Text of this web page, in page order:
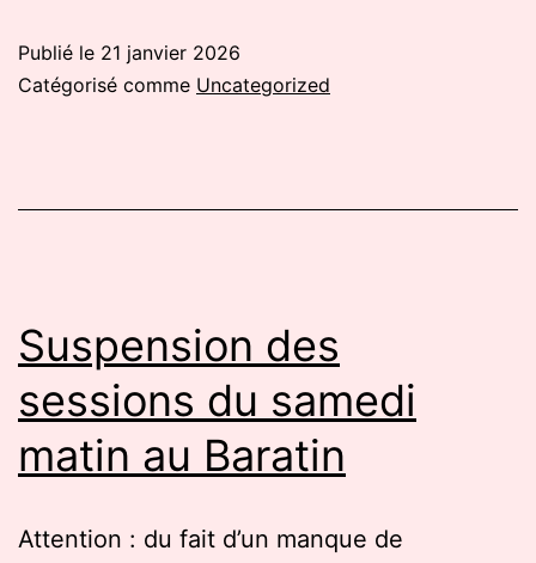
Publié le 21 janvier 2026
Catégorisé comme Uncategorized
Suspension des
sessions du samedi
matin au Baratin
Attention : du fait d’un manque de